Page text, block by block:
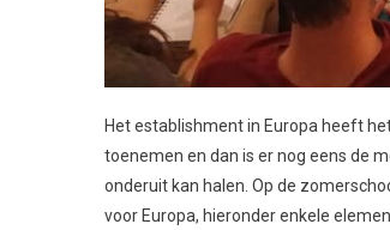
Het establishment in Europa heeft
toenemen en dan is er nog eens de
onderuit kan halen. Op de
voor Europa, hieronder enkele